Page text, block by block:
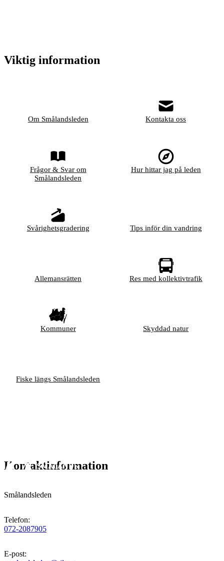
Viktig information
Om Smålandsleden Kontakta oss
Frågor & Svar om
Smålandsleden
Hur hittar jag på leden
Svårighetsgradering Tips inför din vandring
Allemansrätten Res med kollektivtrafik
Kommuner Skyddad natur
Fiske längs Smålandsleden
Kontaktinformation
Smålandsleden
Telefon:
072-2087905
E-post: